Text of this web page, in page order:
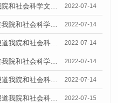
7月12日《大洋网》报道我院和社会科学文献出版社联合发布的《广州蓝皮书：广州数字经济发展报告（2022）》的媒体文章 2022-07-14
7月12日《时代在线》报道我院和社会科学文献出版社联合发布的《广州蓝皮书：广州数字经济发展报告（2022）》的媒体文章 2022-07-14
7月12日《信息时报讯》报道我院和社会科学文献出版社联合发布的《广州蓝皮书：广州数字经济发展报告（2022）》的媒体文章 2022-07-14
7月12日《羊城晚报》报道我院和社会科学文献出版社联合发布的《广州蓝皮书：广州数字经济发展报告（2022）》的媒体文章 2022-07-14
7月13日《中国新闻网》报道我院和社会科学文献出版社联合发布的《广州蓝皮书：广州数字经济发展报告（2022）》的媒体文章 2022-07-14
7月13日《中国发展网》报道我院和社会科学文献出版社联合发布的《广州蓝皮书：广州数字经济发展报告（2022）》的媒体文章 2022-07-15